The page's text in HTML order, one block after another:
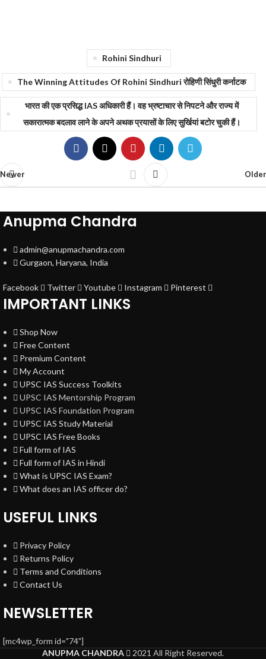
Rohini Sindhuri
The Winning Attitudes Of Rohini Sindhuri रोहिणी सिंधुरी कर्नाटक
भारत की एक प्रसिद्ध IAS अधिकारी हैं। वह भ्रष्टाचार से निपटने और राज्य में
सकारात्मक बदलाव लाने के अपने अथक प्रयासों के लिए सुर्खियां बटोर चुकी हैं।
Newer Older
Anupma Chandra
admin@anupmachandra.com
Gurgaon, Haryana, India
Facebook Twitter Youtube Instagram Pinterest
IMPORTANT LINKS
Shop Now
Free Content
Premium Content
My Account
UPSC IAS Success Toolkits
UPSC IAS Mentorship Program
UPSC IAS Foundation Program
UPSC IAS Study Material
UPSC IAS Free Books
Full form of IAS
Full form of IAS in Hindi
What is UPSC IAS Exam?
What does an IAS officer do?
USEFUL LINKS
Privacy Policy
Returns Policy
Terms and Conditions
Contact Us
NEWSLETTER
[mc4wp_form id="74"]
ANUPMA CHANDRA
2021 All Right Reserved.